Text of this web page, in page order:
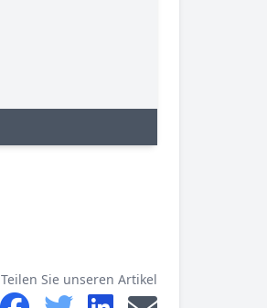
Teilen Sie unseren Artikel